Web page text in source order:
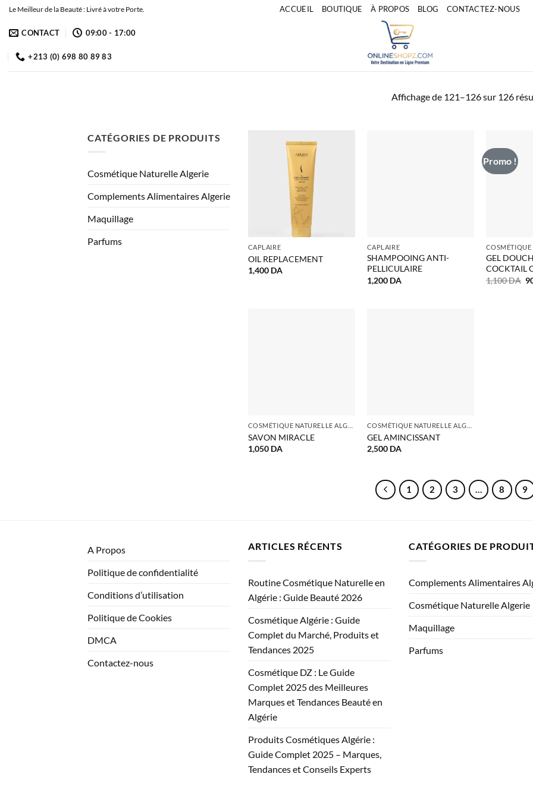
Passer
contenu
Le Meilleur de la Beauté : Livré à votre Porte. ACCUEIL BOUTIQUE À PROPOS BLOG CONTACTEZ-NOUS
CONTACT 09:00 - 17:00
+213 (0) 698 80 89 83
Affichage de 121–126 sur 126
CATÉGORIES DE PRODUITS
Cosmétique Naturelle Algerie
Complements Alimentaires Algerie
Maquillage
Parfums
CAPLAIRE
OIL REPLACEMENT
1,400 DA
CAPLAIRE
SHAMPOOING ANTI-
PELLICULAIRE
1,200 DA
Promo !
GEL
COCKTAIL
1,100DA Le
SAVON MIRACLE
1,050 DA
GEL AMINCISSANT
2,500 DA
1 2 3 … 8 9
A Propos
Politique de confidentialité
Conditions d’utilisation
Politique de Cookies
DMCA
Contactez-nous
ARTICLES RÉCENTS
Routine Cosmétique Naturelle en
Algérie : Guide Beauté 2026
Cosmétique Algérie : Guide
Complet du Marché, Produits et
Tendances 2025
Cosmétique DZ : Le Guide
Complet 2025 des Meilleures
Marques et Tendances Beauté en
Algérie
Produits Cosmétiques Algérie :
Guide Complet 2025 – Marques,
Tendances et Conseils Experts
CATÉGORIES DE
Complements Alimentaires
Cosmétique Naturelle Algerie
Maquillage
Parfums